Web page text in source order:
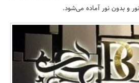
بانک، بیمه و سرمایه
مسکن و ساختمان
و بدون نور آماده می‌شود.